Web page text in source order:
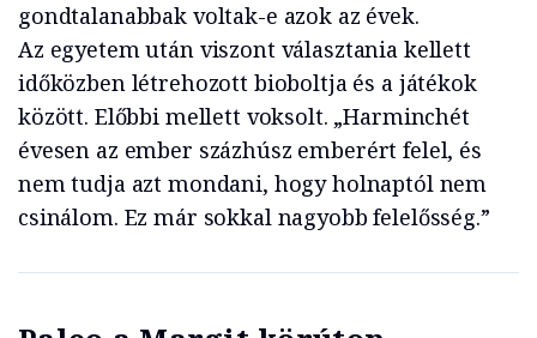
gondtalanabbak voltak-e azok az évek.
Az egyetem után viszont választania kellett
időközben létrehozott bioboltja és a játékok
között. Előbbi mellett voksolt. „Harminchét
évesen az ember százhúsz emberért felel, és
nem tudja azt mondani, hogy holnaptól nem
csinálom. Ez már sokkal nagyobb felelősség.”